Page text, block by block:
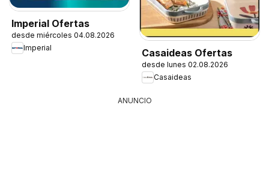
Imperial Ofertas
desde miércoles 04.08.2026
Imperial
Casaideas Ofertas
desde lunes 02.08.2026
Casaideas
ANUNCIO